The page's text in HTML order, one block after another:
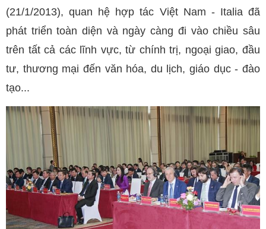
(21/1/2013), quan hệ hợp tác Việt Nam - Italia đã
phát triển toàn diện và ngày càng đi vào chiều sâu
trên tất cả các lĩnh vực, từ chính trị, ngoại giao, đầu
tư, thương mại đến văn hóa, du lịch, giáo dục - đào
tạo...